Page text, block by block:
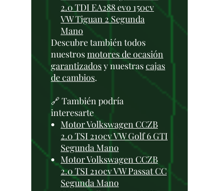
2.0 TDI EA288 evo 150cv
VW Tiguan 2 Segunda
Mano
Descubre también todos
nuestrosmotores de ocasión
garantizadosy nuestrascajas
de cambios.
🔗 También podría
interesarte
Motor Volkswagen CCZB
2.0 TSI 210cv VW Golf 6 GTI
Segunda Mano
Motor Volkswagen CCZB
2.0 TSI 210cv VW Passat CC
Segunda Mano